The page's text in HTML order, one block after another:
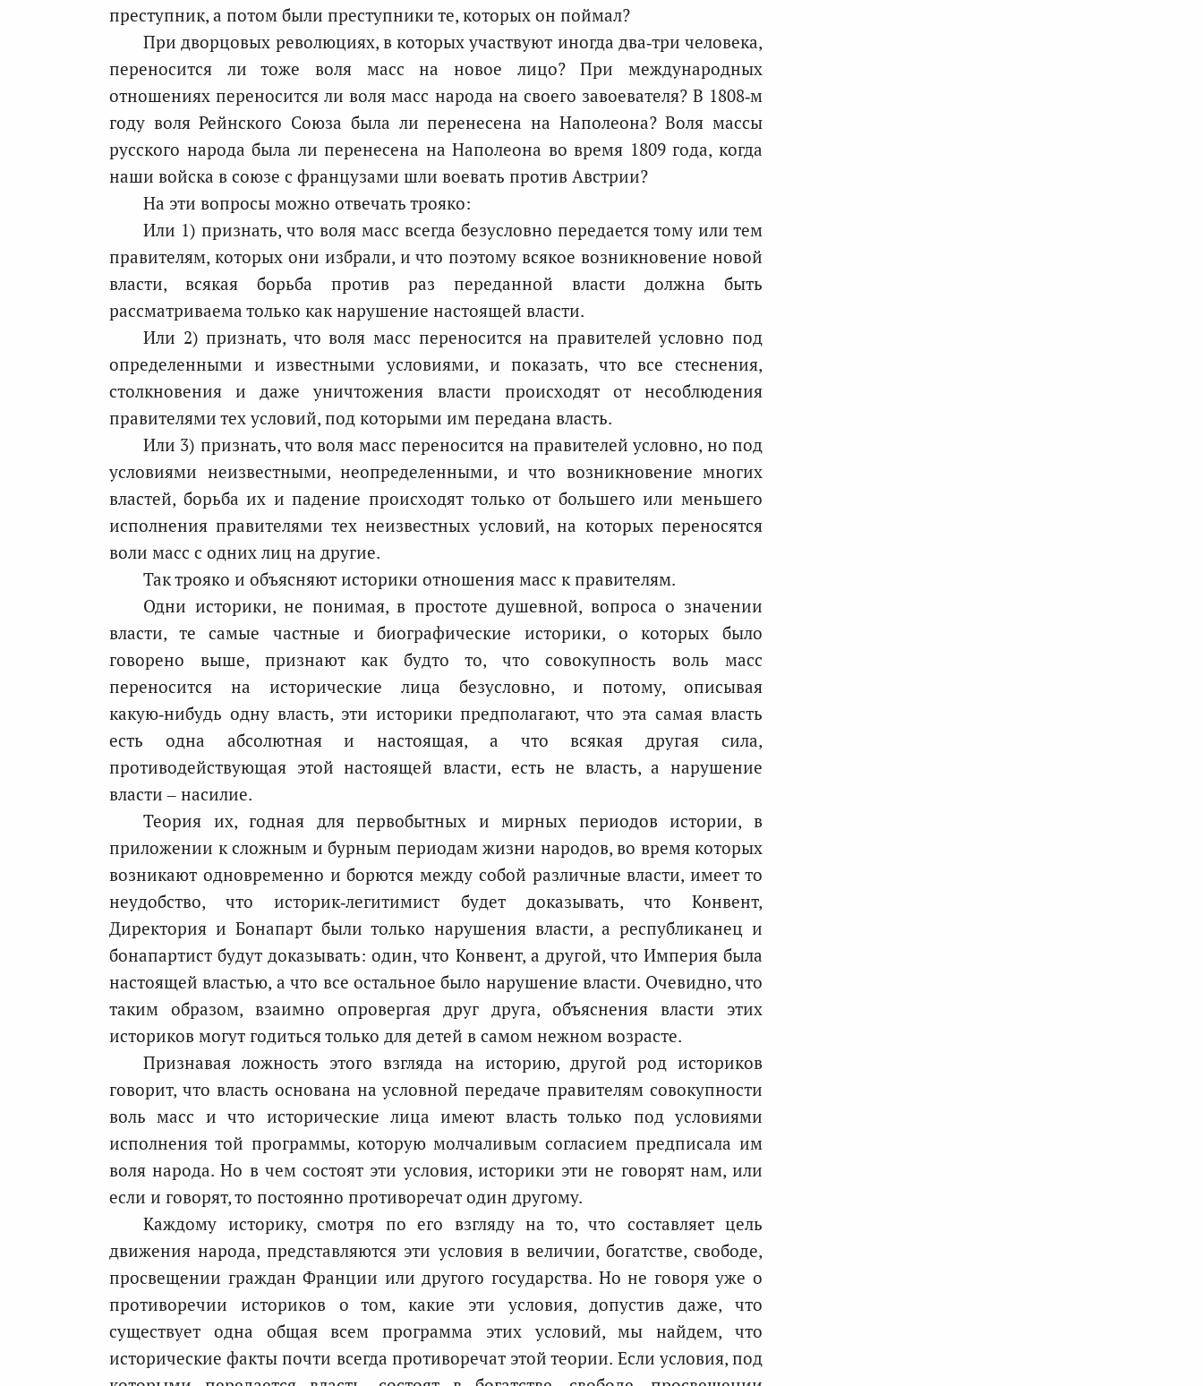
преступник, а потом были преступники те, которых он поймал?
При дворцовых революциях, в которых участвуют иногда два‑три человека,
переносится ли тоже воля масс на новое лицо? При международных
отношениях переносится ли воля масс народа на своего завоевателя? В 1808‑м
году воля Рейнского Союза была ли перенесена на Наполеона? Воля массы
русского народа была ли перенесена на Наполеона во время 1809 года, когда
наши войска в союзе с французами шли воевать против Австрии?
На эти вопросы можно отвечать трояко:
Или 1) признать, что воля масс всегда безусловно передается тому или тем
правителям, которых они избрали, и что поэтому всякое возникновение новой
власти, всякая борьба против раз переданной власти должна быть
рассматриваема только как нарушение настоящей власти.
Или 2) признать, что воля масс переносится на правителей условно под
определенными и известными условиями, и показать, что все стеснения,
столкновения и даже уничтожения власти происходят от несоблюдения
правителями тех условий, под которыми им передана власть.
Или 3) признать, что воля масс переносится на правителей условно, но под
условиями неизвестными, неопределенными, и что возникновение многих
властей, борьба их и падение происходят только от большего или меньшего
исполнения правителями тех неизвестных условий, на которых переносятся
воли масс с одних лиц на другие.
Так трояко и объясняют историки отношения масс к правителям.
Одни историки, не понимая, в простоте душевной, вопроса о значении
власти, те самые частные и биографические историки, о которых было
говорено выше, признают как будто то, что совокупность воль масс
переносится на исторические лица безусловно, и потому, описывая
какую‑нибудь одну власть, эти историки предполагают, что эта самая власть
есть одна абсолютная и настоящая, а что всякая другая сила,
противодействующая этой настоящей власти, есть не власть, а нарушение
власти – насилие.
Теория их, годная для первобытных и мирных периодов истории, в
приложении к сложным и бурным периодам жизни народов, во время которых
возникают одновременно и борются между собой различные власти, имеет то
неудобство, что историк‑легитимист будет доказывать, что Конвент,
Директория и Бонапарт были только нарушения власти, а республиканец и
бонапартист будут доказывать: один, что Конвент, а другой, что Империя была
настоящей властью, а что все остальное было нарушение власти. Очевидно, что
таким образом, взаимно опровергая друг друга, объяснения власти этих
историков могут годиться только для детей в самом нежном возрасте.
Признавая ложность этого взгляда на историю, другой род историков
говорит, что власть основана на условной передаче правителям совокупности
воль масс и что исторические лица имеют власть только под условиями
исполнения той программы, которую молчаливым согласием предписала им
воля народа. Но в чем состоят эти условия, историки эти не говорят нам, или
если и говорят, то постоянно противоречат один другому.
Каждому историку, смотря по его взгляду на то, что составляет цель
движения народа, представляются эти условия в величии, богатстве, свободе,
просвещении граждан Франции или другого государства. Но не говоря уже о
противоречии историков о том, какие эти условия, допустив даже, что
существует одна общая всем программа этих условий, мы найдем, что
исторические факты почти всегда противоречат этой теории. Если условия, под